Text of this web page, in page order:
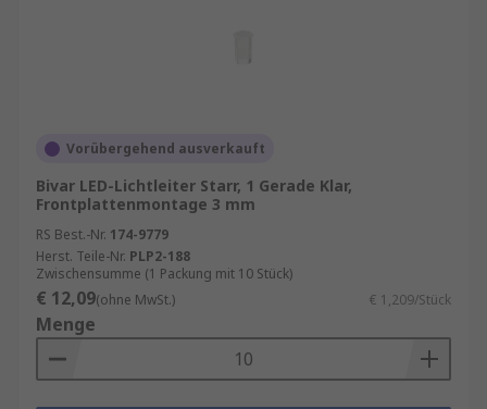
Vorübergehend ausverkauft
Bivar LED-Lichtleiter Starr, 1 Gerade Klar,
Frontplattenmontage 3 mm
RS Best.-Nr. 174-9779
Herst. Teile-Nr. PLP2-188
Zwischensumme (1 Packung mit 10 Stück)
€ 12,09(ohne MwSt.) € 1,209/Stück
Menge